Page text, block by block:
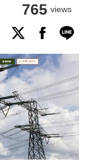
765 views